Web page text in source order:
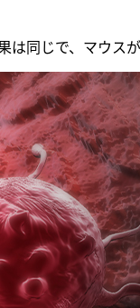
同じで、マウス